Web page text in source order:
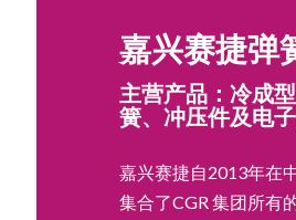
嘉兴赛捷弹
主营产品：冷成
簧、冲压件及电
嘉兴赛捷自2013年在
集合了CGR 集团所有